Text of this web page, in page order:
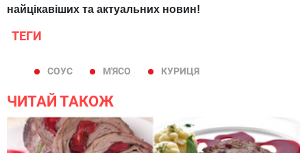
найцікавіших та актуальних новин!
ТЕГИ
СОУС М'ЯСО КУРИЦЯ
ЧИТАЙ ТАКОЖ